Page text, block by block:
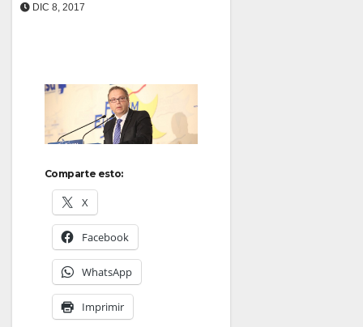
DIC 8, 2017
Comparte esto:
X
Facebook
WhatsApp
Imprimir